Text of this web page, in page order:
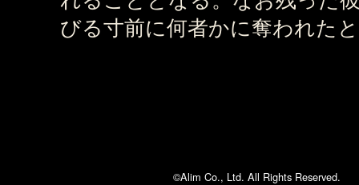
びる寸前に何者かに奪われた
©Alim Co., Ltd. All Rights Reserved.